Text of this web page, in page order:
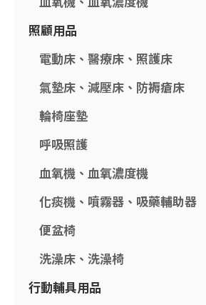
照顧用品
電動床、醫療床、照護床
氣墊床、減壓床、防褥瘡床
輪椅座墊
呼吸照護
血氧機、血氧濃度機
化痰機、噴霧器、吸藥輔助器
便盆椅
洗澡床、洗澡椅
行動輔具用品